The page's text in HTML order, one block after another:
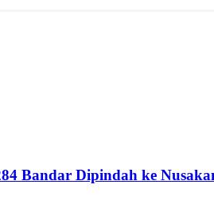
Bandar Dipindah ke